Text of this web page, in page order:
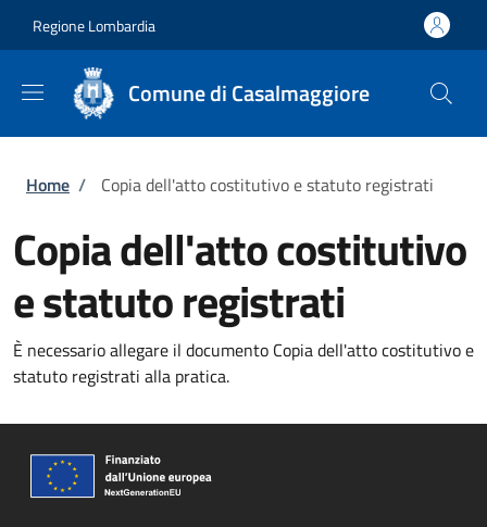
Regione Lombardia
Comune di Casalmaggiore
Briciole di pane
Home / Copia dell'atto costitutivo e statuto registrati
Copia dell'atto costitutivo
e statuto registrati
È necessario allegare il documento Copia dell'atto costitutivo e
statuto registrati alla pratica.